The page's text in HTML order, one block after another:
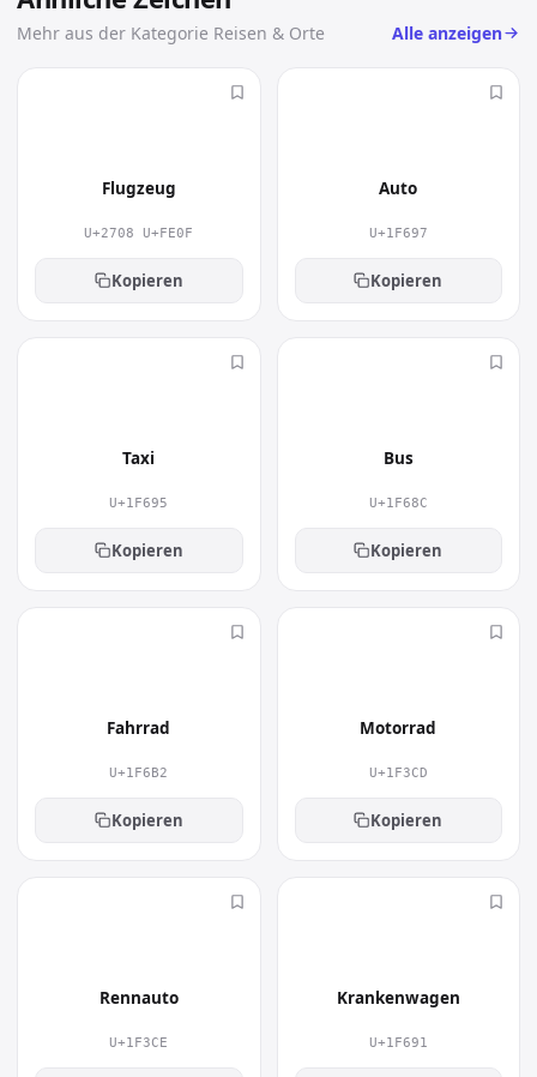
Emoji unabhängig von der installierten
Schriftart korrekt dargestellt.
Wofür wird Insel verwendet?
kompaktes Symbol spart es Platz und verleiht
leicht unterscheiden, das kopierte Emoji bleibt aber
Mehr aus der Kategorie Reisen & Orte Alle anzeigen
Flugzeug
U+2708 U+FE0F
Kopieren
Auto
U+1F697
Kopieren
Taxi
U+1F695
Kopieren
Bus
U+1F68C
Kopieren
Fahrrad
U+1F6B2
Kopieren
Motorrad
U+1F3CD
Kopieren
Rennauto
U+1F3CE
Krankenwagen
U+1F691